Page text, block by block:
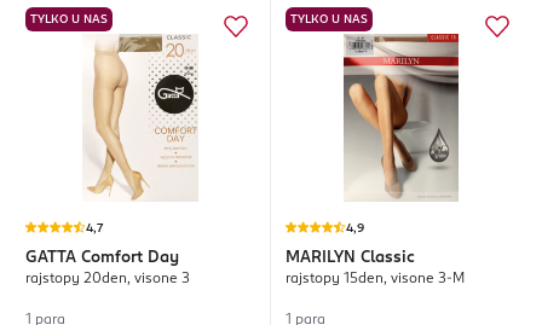
TYLKO U NAS
4,7
GATTA Comfort Day
rajstopy 20den, visone 3
1 para
TYLKO U NAS
4,9
MARILYN Classic
rajstopy 15den, visone 3-M
1 para